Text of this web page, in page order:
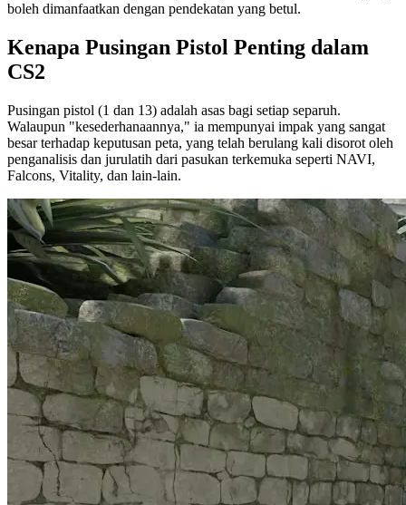
boleh dimanfaatkan dengan pendekatan yang betul.
Kenapa Pusingan Pistol Penting dalam
CS2
Pusingan pistol (1 dan 13) adalah asas bagi setiap separuh.
Walaupun "kesederhanaannya," ia mempunyai impak yang sangat
besar terhadap keputusan peta, yang telah berulang kali disorot oleh
penganalisis dan jurulatih dari pasukan terkemuka seperti NAVI,
Falcons, Vitality, dan lain-lain.